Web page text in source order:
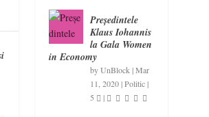
Președintele
Klaus Iohannis
la Gala Women
in Economy
byUnBlock |Mar
11, 2020|Politic|
5
|